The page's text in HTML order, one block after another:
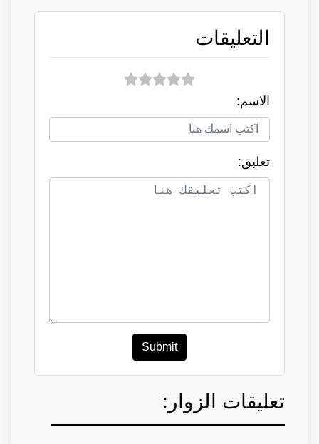
التعليقات
الاسم:
تعلبق:
Submit
تعليقات الزوار: